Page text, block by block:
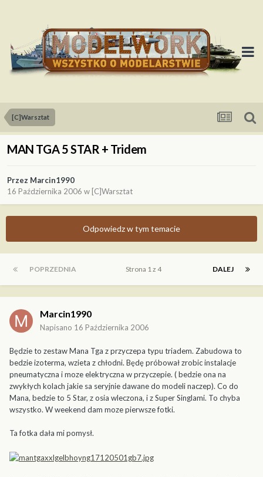
[C]Warsztat
MAN TGA 5 STAR + Tridem
Przez Marcin1990
16 Października 2006 w [C]Warsztat
Odpowiedz w tym temacie
POPRZEDNIA DALEJ
Strona 1 z 4
Marcin1990
Napisano 16 Października 2006
Będzie to zestaw Mana Tga z przyczepa typu triadem. Zabudowa to
bedzie izoterma, wzieta z chłodni. Będę próbował zrobic instalacje
pneumatyczna i moze elektryczna w przyczepie. ( bedzie ona na
zwykłych kolach jakie sa seryjnie dawane do modeli naczep). Co do
Mana, bedzie to 5 Star, z osia wleczona, i z Super Singlami. To chyba
wszystko. W weekend dam moze pierwsze fotki.
Ta fotka dała mi pomysł.